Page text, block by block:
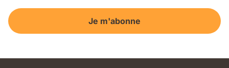
Je m'abonne